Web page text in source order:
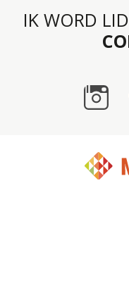
IK WORD